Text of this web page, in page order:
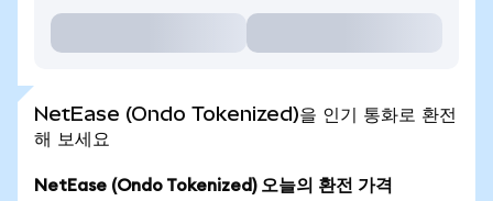
NetEase (Ondo Tokenized)을 인기 통화로 환전
해 보세요
NetEase (Ondo Tokenized) 오늘의 환전 가격